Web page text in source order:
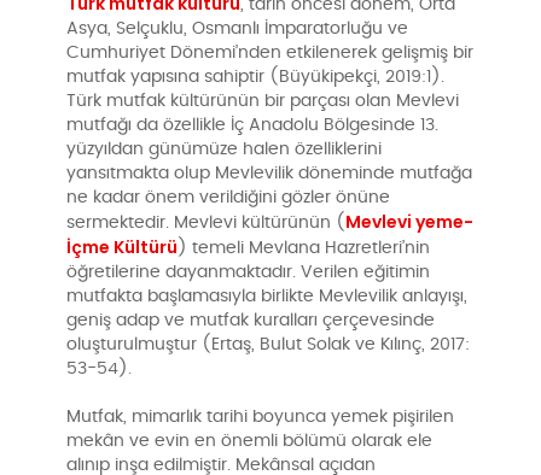
, tarih öncesi dönem, Orta
Asya, Selçuklu, Osmanlı İmparatorluğu ve
Cumhuriyet Dönemi’nden etkilenerek gelişmiş bir
mutfak yapısına sahiptir (Büyükipekçi, 2019:1).
Türk mutfak kültürünün bir parçası olan Mevlevi
mutfağı da özellikle İç Anadolu Bölgesinde 13.
yüzyıldan günümüze halen özelliklerini
yansıtmakta olup Mevlevilik döneminde mutfağa
ne kadar önem verildiğini gözler önüne
sermektedir. Mevlevi kültürünün ( Mevlevi yeme-
İçme Kültürü ) temeli Mevlana Hazretleri’nin
öğretilerine dayanmaktadır. Verilen eğitimin
mutfakta başlamasıyla birlikte Mevlevilik anlayışı,
geniş adap ve mutfak kuralları çerçevesinde
oluşturulmuştur (Ertaş, Bulut Solak ve Kılınç, 2017:
53-54).
Mutfak, mimarlık tarihi boyunca yemek pişirilen
mekân ve evin en önemli bölümü olarak ele
alınıp inşa edilmiştir. Mekânsal açıdan